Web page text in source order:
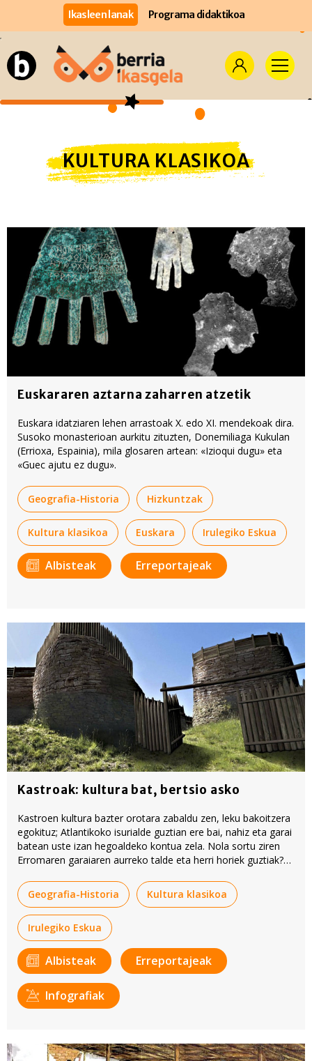
Ikasleen lanak Programa didaktikoa
KULTURA KLASIKOA
Euskararen aztarna zaharren atzetik
Euskara idatziaren lehen arrastoak X. edo XI. mendekoak dira.
Susoko monasterioan aurkitu zituzten, Donemiliaga Kukulan
(Errioxa, Espainia), mila glosaren artean: «Izioqui dugu» eta
«Guec ajutu ez dugu».
Geografia-Historia Hizkuntzak
Kultura klasikoa Euskara Irulegiko Eskua
Albisteak Erreportajeak
Kastroak: kultura bat, bertsio asko
Kastroen kultura bazter orotara zabaldu zen, leku bakoitzera
egokituz; Atlantikoko isurialde guztian ere bai, nahiz eta garai
batean uste izan hegoaldeko kontua zela. Nola sortu ziren
Erromaren garaiaren aurreko talde eta herri horiek guztiak?
Geografia-Historia
Kultura klasikoa
Irulegiko Eskua
Albisteak Erreportajeak
Infografiak